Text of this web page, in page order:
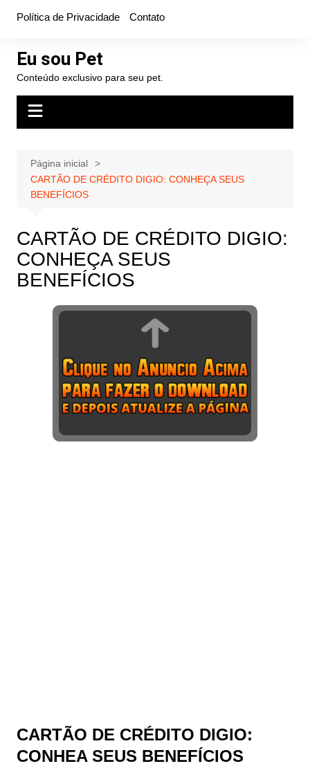
conteúdo
Política de Privacidade Contato
Eu sou Pet
Conteúdo exclusivo para seu pet.
Página inicial
CARTÃO DE CRÉDITO DIGIO: CONHEÇA SEUS
BENEFÍCIOS
CARTÃO DE CRÉDITO DIGIO:
CONHEÇA SEUS
BENEFÍCIOS
CARTÃO DE CRÉDITO DIGIO:
CONHEA SEUS BENEFÍCIOS